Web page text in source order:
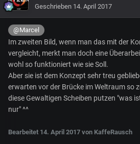
Geschrieben 14. April 2017
@Marcel
Im zweiten Bild, wenn man das mit der
vergleicht, merkt man doch eine
wohl so funktioniert wie sie Soll.
Aber sie ist dem Konzept sehr treu
erwarten vor der Brücke im Weltraum so
diese Gewaltigen Scheiben putzen "was
nur" ^^
Bearbeitet 14. April 2017 von KaffeRausch